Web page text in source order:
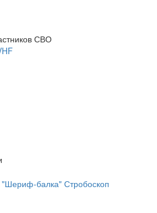
СВО
"Шериф-балка" Стробоскоп